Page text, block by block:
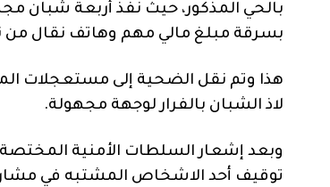
بالحي المذكور، حيث نفذ أربعة شبان
بسرقة مبلغ مالي مهم وهاتف نقال من
هذا وتم نقل الضحية إلى مستعجلات
لاذ الشبان بالفرار لوجهة مجهولة.
وبعد إشعار السلطات الأمنية
توقيف أحد الاشخاص المشتبه في